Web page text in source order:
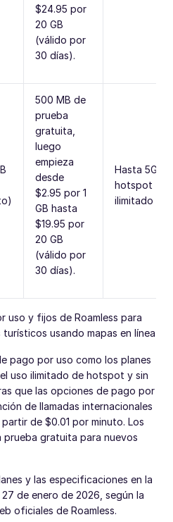
$24.95 por
20 GB
(válido por
30 días).
500 MB de
prueba
gratuita,
luego
empieza
desde
$2.95 por 1
GB hasta
$19.95 por
20 GB
(válido por
30 días).
Hasta 5G,
hotspot
ilimitado
uso y fijos de Roamless para
usando mapas en línea
pago por uso como los planes
uso ilimitado de hotspot y sin
que las opciones de pago por
de llamadas internacionales
de $0.01 por minuto. Los
prueba gratuita para nuevos
y las especificaciones en la
de enero de 2026, según la
oficiales de Roamless.